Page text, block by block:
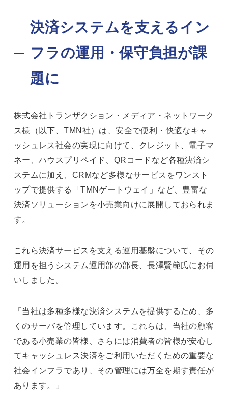
決済システムを支えるイン
フラの運用・保守負担が課
題に
株式会社トランザクション・メディア・ネットワーク
ス様（以下、TMN社）は、安全で便利・快適なキャ
ッシュレス社会の実現に向けて、クレジット、電子マ
ネー、ハウスプリペイド、QRコードなど各種決済シ
ステムに加え、CRMなど多様なサービスをワンスト
ップで提供する「TMNゲートウェイ」など、豊富な
決済ソリューションを小売業向けに展開しておられま
す。
これら決済サービスを支える運用基盤について、その
運用を担うシステム運用部の部長、長澤賢範氏にお伺
いしました。
「当社は多種多様な決済システムを提供するため、多
くのサーバを管理しています。これらは、当社の顧客
である小売業の皆様、さらには消費者の皆様が安心し
てキャッシュレス決済をご利用いただくための重要な
社会インフラであり、その管理には万全を期す責任が
あります。」